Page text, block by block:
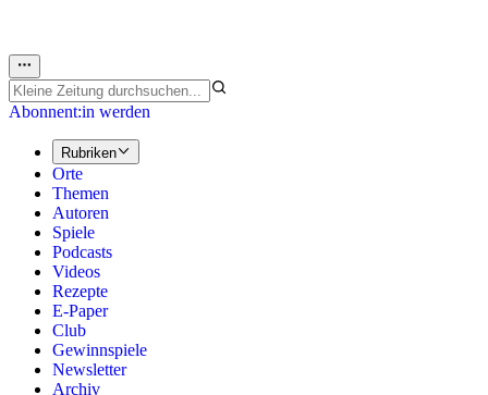
Abonnent:in werden
Rubriken
Orte
Themen
Autoren
Spiele
Podcasts
Videos
Rezepte
E-Paper
Club
Gewinnspiele
Newsletter
Archiv